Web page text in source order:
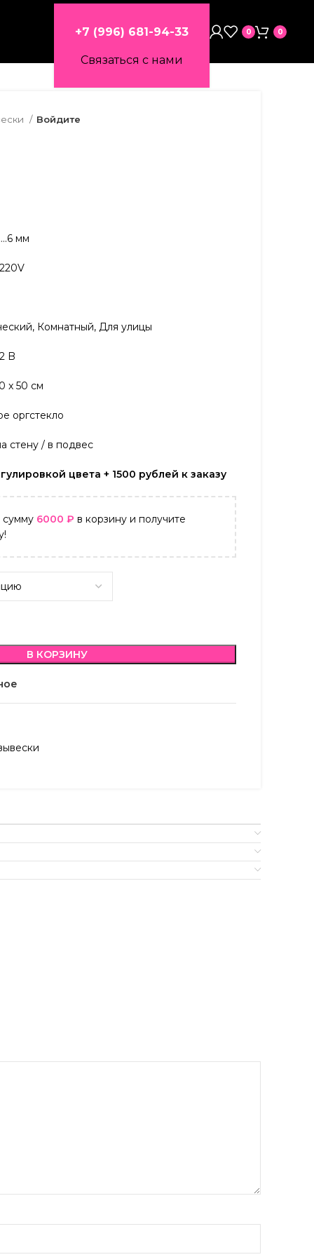
+7 (996) 681-94-33
Связаться с нами
0 0
Войдите
мм
Комнатный, Для улицы
B
x 50 см
оргстекло
стену / в подвес
цвета + 1500 рублей к заказу
сумму 6000 ₽ в корзину и получите
В КОРЗИНУ